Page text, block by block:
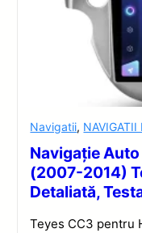
Navigatii, NAVIGATII
Navigație
(2007-2014)
Detaliată,
Teyes CC3 pentru